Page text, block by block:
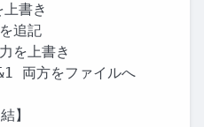
書き
追記
を上書き
方をファイルへ
】